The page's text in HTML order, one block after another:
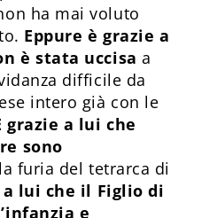
ha mai voluto
Eppure è grazie a
è stata uccisa a
difficile da
intero già con le
grazie a lui che
sono
furia del tetrarca di
a lui che il Figlio di
e